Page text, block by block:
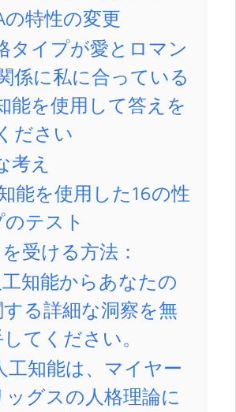
の特性の変更
タイプが愛とロマン
係に私に合っている
能を使用して答えを
ださい
考え
能を使用した16の性
テスト
受ける方法：
知能からあなたの
る詳細な洞察を無
てください。
工知能は、マイヤー
ッグスの人格理論に